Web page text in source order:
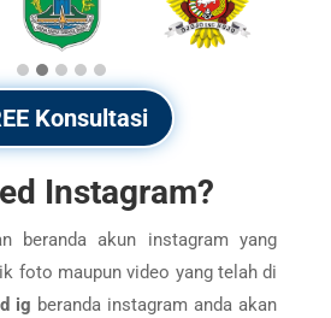
Konsultasi
Instagram?
beranda akun instagram yang
foto maupun video yang telah di
ig beranda instagram anda akan